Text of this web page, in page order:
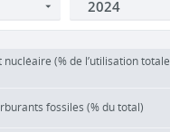
(% de l’utilisation totale
fossiles (% du total)